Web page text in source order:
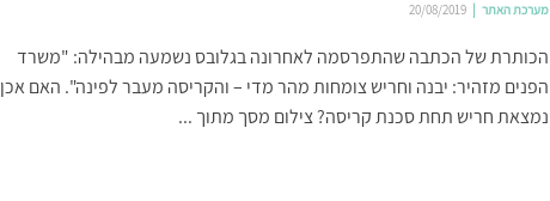
מערכת האתר 20/08/2019
הכותרת של הכתבה שהתפרסמה לאחרונה בגלובס נשמעה מבהילה: "משרד
הפנים מזהיר: יבנה וחריש צומחות מהר מדי – והקריסה מעבר לפינה". האם אכן
נמצאת חריש תחת סכנת קריסה? צילום מסך מתוך ...